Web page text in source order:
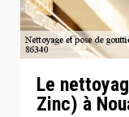
Le
Zinc) à